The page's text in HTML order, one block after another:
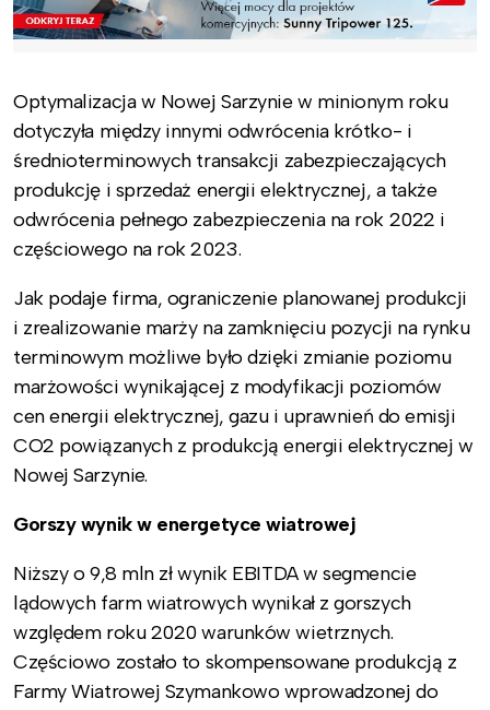
Optymalizacja w Nowej Sarzynie w minionym roku
dotyczyła między innymi odwrócenia krótko- i
średnioterminowych transakcji zabezpieczających
produkcję i sprzedaż energii elektrycznej, a także
odwrócenia pełnego zabezpieczenia na rok 2022 i
częściowego na rok 2023.
Jak podaje firma, ograniczenie planowanej produkcji
i zrealizowanie marży na zamknięciu pozycji na rynku
terminowym możliwe było dzięki zmianie poziomu
marżowości wynikającej z modyfikacji poziomów
cen energii elektrycznej, gazu i uprawnień do emisji
CO2 powiązanych z produkcją energii elektrycznej w
Nowej Sarzynie.
Gorszy wynik w energetyce wiatrowej
Niższy o 9,8 mln zł wynik EBITDA w segmencie
lądowych farm wiatrowych wynikał z gorszych
względem roku 2020 warunków wietrznych.
Częściowo zostało to skompensowane produkcją z
Farmy Wiatrowej Szymankowo wprowadzonej do